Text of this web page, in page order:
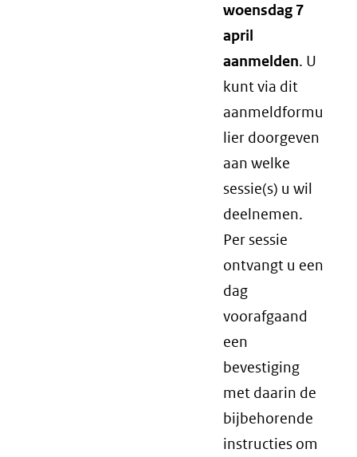
woensdag 7
april
aanmelden. U
kunt via dit
aanmeldformu
lier doorgeven
aan welke
sessie(s) u wil
deelnemen.
Per sessie
ontvangt u een
dag
voorafgaand
een
bevestiging
met daarin de
bijbehorende
instructies om